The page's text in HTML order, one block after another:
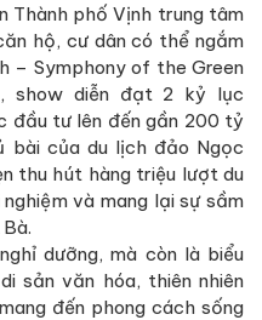
Thành phố Vịnh trung tâm
hộ, cư dân có thể ngắm
– Symphony of the Green
show diễn đạt 2 kỷ lục
đầu tư lên đến gần 200 tỷ
bài của du lịch đảo Ngọc
thu hút hàng triệu lượt du
và mang lại sự sầm
dưỡng, mà còn là biểu
sản văn hóa, thiên nhiên
đến phong cách sống